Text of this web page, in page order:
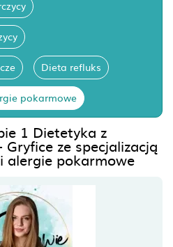
Dieta refluks
pokarmowe
1 Dietetyka z
ze specjalizacją
alergie pokarmowe